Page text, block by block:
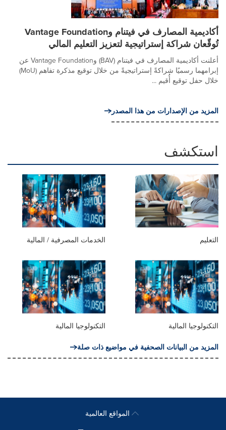
أكاديمية المصارف في فيتنام وVantage Foundation
تُوقّعان شراكة إستراتيجية لتعزيز التعليم المالي
أعلنت أكاديمية المصارف في فيتنام (BAV) وVantage Foundation عن
إبرامهما رسميًا شراكةً إستراتيجيةً من خلال توقيع مذكرة تفاهم (MoU)
خلال حفل توقيع أُقيم ...
المزيد من الإصدارات من هذا المصدر
استكشف
التعليم الخدمات المصرفية / المالية
التكنولوجيا المالية التكنولوجيا المالية
المزيد من البيانات الصحفية في مواضيع ذات صلة